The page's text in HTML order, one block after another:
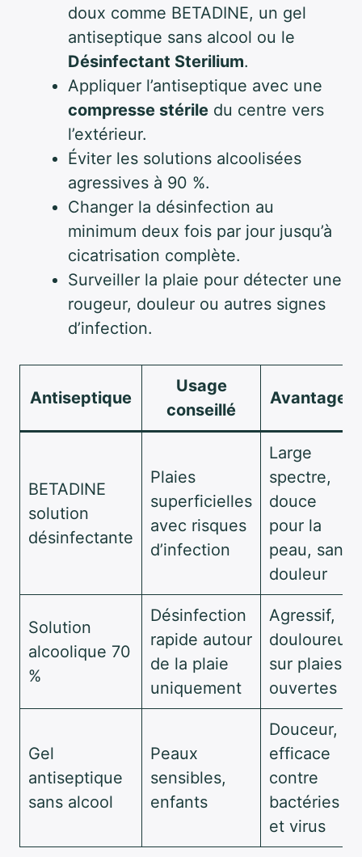
doux comme BETADINE, un gel
antiseptique sans alcool ou le
Désinfectant Sterilium.
Appliquer l’antiseptique avec une
compresse stérile du centre vers
l’extérieur.
Éviter les solutions alcoolisées
agressives à 90 %.
Changer la désinfection au
minimum deux fois par jour jusqu’à
cicatrisation complète.
Surveiller la plaie pour détecter une
rougeur, douleur ou autres signes
d’infection.
Antiseptique
Usage
conseillé
Avantages
BETADINE
solution
désinfectante
Plaies
superficielles
avec risques
d’infection
Large
spectre,
douce
pour la
peau, sans
douleur
Solution
alcoolique 70
%
Désinfection
rapide autour
de la plaie
uniquement
Agressif,
douloureux
sur plaies
ouvertes
Gel
antiseptique
sans alcool
Peaux
sensibles,
enfants
Douceur,
efficace
contre
bactéries
et virus